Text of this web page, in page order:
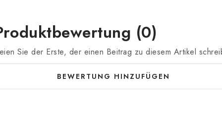
(0)
Sie der Erste, der einen Beitrag zu diesem Artikel
BEWERTUNG HINZUFÜGEN